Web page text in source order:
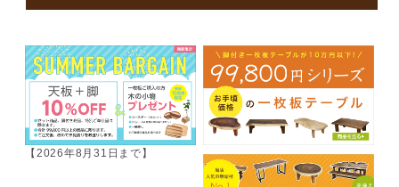
【2026年8月31日まで】